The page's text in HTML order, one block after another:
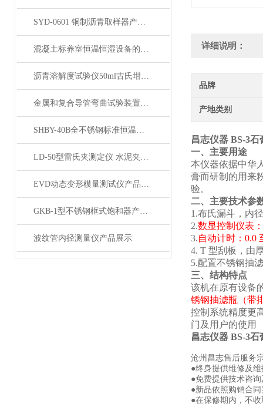
SYD-0601 铜制沥青取样器产品展示
混凝土标养室恒温恒湿设备的日常维保与精度校准标准化流程
沥青溶解度试验仪50ml古氏坩埚玻璃纤维滤纸展示
金属和复合导管弯曲试验装置产品展示
SHBY-40B全不锈钢标准恒温恒湿养护箱产品展示
LD-50型雷氏夹测定仪 水泥夹膨胀仪配件产品展示
EVD动态变形模量测试仪产品展示
GKB-1型不锈钢框式饱和器产品展示
波纹管内径测量仪产品展示
详细说明：
品牌
产地类别
昌志仪器 BS-3
一、主要用途
本仪器依据中华
膏而研制的用来
验。
二、主要技术参
1.布氏漏斗，内径
2.数显控制仪表：
3.自动计时： 0.0
4. T 型刮板，由
5.配置不锈钢抽
三、结构特点
该机在原有设备
锈钢抽滤瓶（带
控制系统精度更
门及用户的使用
昌志仪器 BS-3
沧州昌志售后服务
●终身提供维修及
●免费提供技术咨
●新品依照购销合
●在保修期内，不